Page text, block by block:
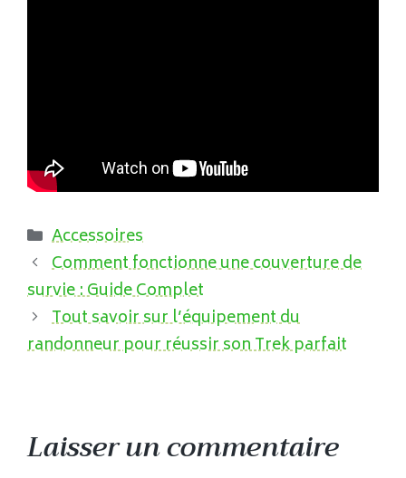
Catégories
Accessoires
Comment fonctionne une couverture de
survie : Guide Complet
Tout savoir sur l’équipement du
randonneur pour réussir son Trek parfait
Laisser un commentaire